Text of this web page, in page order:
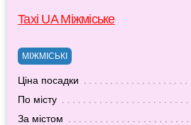
Taxi UA Міжміське
МІЖМІСЬКІ
Ціна посадки
По місту
За містом